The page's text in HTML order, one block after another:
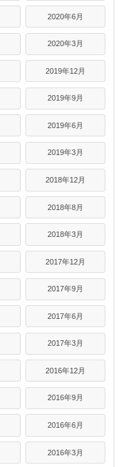
2020年6月
2020年3月
2019年12月
2019年9月
2019年6月
2019年3月
2018年12月
2018年8月
2018年3月
2017年12月
2017年9月
2017年6月
2017年3月
2016年12月
2016年9月
2016年6月
2016年3月